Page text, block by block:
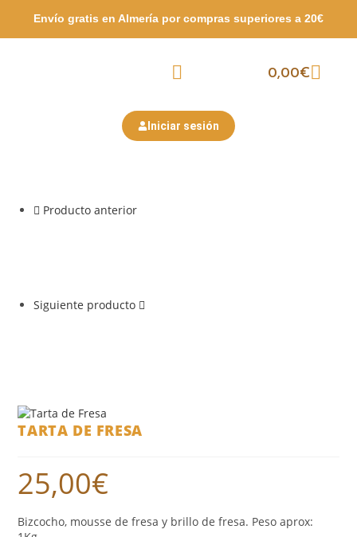
Envío gratis en Almería por compras superiores a 20€
0,00€
Iniciar sesión
Producto anterior
Siguiente producto
TARTA DE FRESA
25,00€
Bizcocho, mousse de fresa y brillo de fresa. Peso aprox: